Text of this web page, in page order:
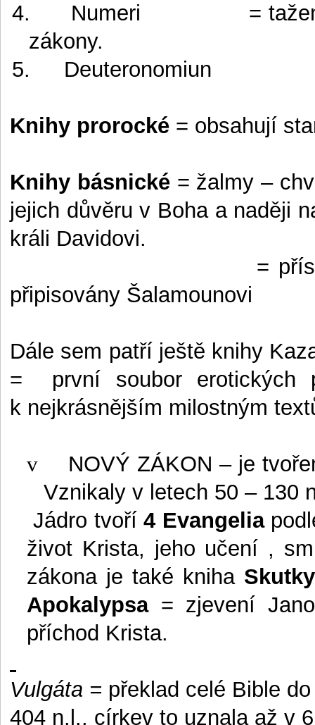
4.
Numeri
=
zákony.
5.
Deuteronomiun
Knihy prorocké = obsahují
Knihy básnické= žalmy –
jejich důvěru v Boha a naději
králi Davidovi.
=
připisovány Šalamounovi
Dále sem patří ještě knihy
=
první soubor
k nejkrásnějším milostným
v NOVÝ ZÁKON – je
Vznikaly v letech 50 – 130
Jádro tvoří4 Evangelia
život Krista, jeho učení ,
zákona je také kniha
Apokalypsa= zjevení
příchod Krista.
Vulgáta = překlad celé Bible
404 n.l., církev to uznala až v